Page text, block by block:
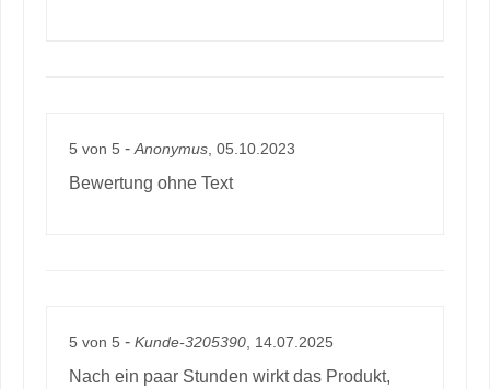
5 von 5 - Anonymus , 05.10.2023
Bewertung ohne Text
5 von 5 - Kunde-3205390 , 14.07.2025
Nach ein paar Stunden wirkt das Produkt,